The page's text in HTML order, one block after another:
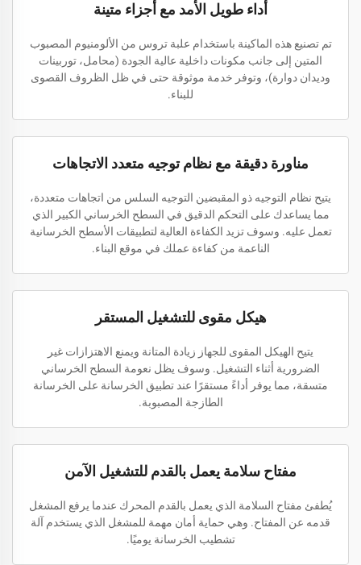
أداء طويل الأمد مع أجزاء متينة
تم تصنيع هذه الماكينة باستخدام علبة تروس من الألومنيوم المصبوب
المتين إلى جانب مكونات داخلية عالية الجودة (محامل، توربينات
وديدان دوارة)، وتوفر خدمة موثوقة حتى في ظل الظروف القصوى
للبناء.
مناورة دقيقة مع نظام توجيه متعدد الاتجاهات
يتيح نظام التوجيه ذو المقبضين التوجيه السلس من اتجاهات متعددة،
مما يساعدك على التحكم الدقيق في السطح الخرساني الكبير الذي
تعمل عليه. وسوف تزيد الكفاءة العالية لتطبيقات الأسطح الخرسانية
الناعمة من كفاءة عملك في موقع البناء.
هيكل مقوى للتشغيل المستقر
يتيح الهيكل المقوى للجهاز زيادة المتانة ويمنع الاهتزازات غير
الضرورية أثناء التشغيل. وسوف يظل نعومة السطح الخرساني
متسقة، مما يوفر أداءً مستقرًا عند تطبيق الخرسانة على الخرسانة
الطازجة المصبوبة.
مفتاح سلامة يعمل بالقدم للتشغيل الآمن
يُطفئ مفتاح السلامة الذي يعمل بالقدم المحرك عندما يرفع المشغل
قدمه عن المفتاح. وهي حماية أمان مهمة للمشغل الذي يستخدم آلة
تشطيب الخرسانة يوميًا.